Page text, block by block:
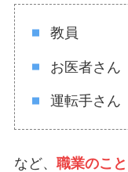
教員
お医者さん
運転手さん
など、 職業のこと